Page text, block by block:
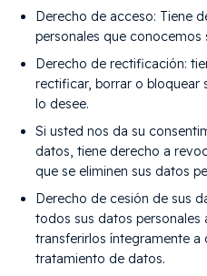
Derecho de acceso: Tiene
personales que conocemos
Derecho de rectificación:
rectificar, borrar o bloquear
lo desee.
Si usted nos da su
datos, tiene derecho a
que se eliminen sus datos
Derecho de cesión de sus
todos sus datos personales
transferirlos íntegramente a
tratamiento de datos.